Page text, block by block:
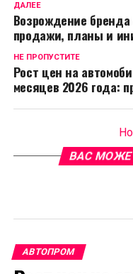
ДАЛЕЕ
Возрождение
продажи, планы и
НЕ ПРОПУСТИТЕ
Рост цен на
месяцев 2026 года:
ВАС
АВТОПРОМ